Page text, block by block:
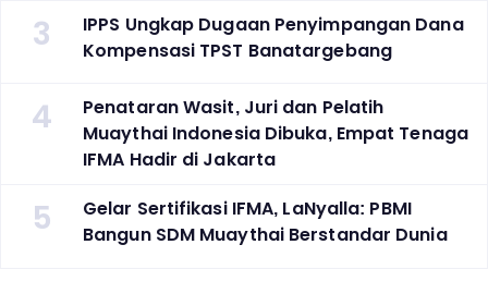
3
IPPS Ungkap Dugaan Penyimpangan Dana
Kompensasi TPST Banatargebang
4
Penataran Wasit, Juri dan Pelatih
Muaythai Indonesia Dibuka, Empat Tenaga
IFMA Hadir di Jakarta
5
Gelar Sertifikasi IFMA, LaNyalla: PBMI
Bangun SDM Muaythai Berstandar Dunia